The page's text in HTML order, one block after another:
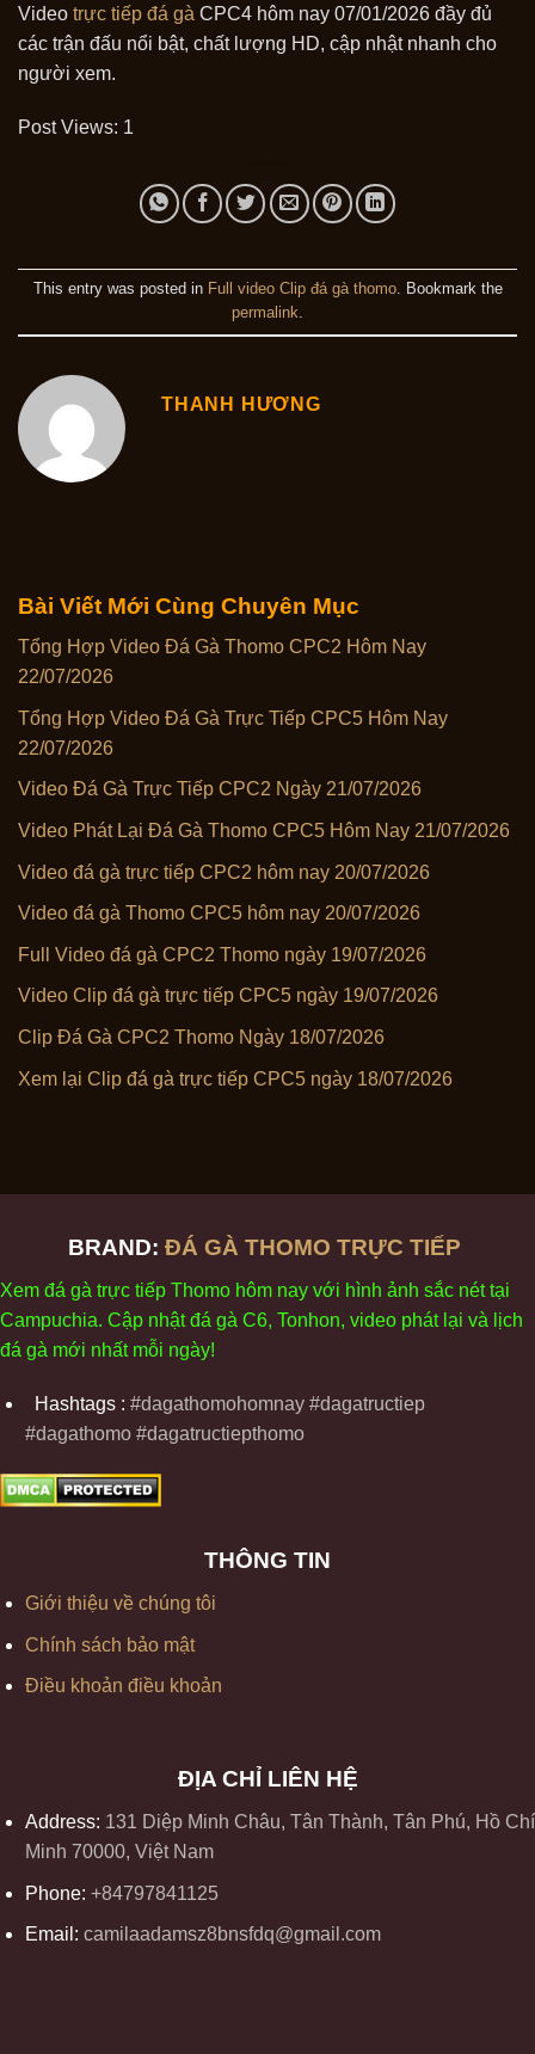
Bài Viết Mới Cùng Chuyên Mục
Tổng Hợp Video Đá Gà Thomo CPC2 Hôm Nay
22/07/2026
Tổng Hợp Video Đá Gà Trực Tiếp CPC5 Hôm Nay
22/07/2026
Video Đá Gà Trực Tiếp CPC2 Ngày 21/07/2026
Video Phát Lại Đá Gà Thomo CPC5 Hôm Nay 21/07/2026
Video đá gà trực tiếp CPC2 hôm nay 20/07/2026
Video đá gà Thomo CPC5 hôm nay 20/07/2026
Full Video đá gà CPC2 Thomo ngày 19/07/2026
Video Clip đá gà trực tiếp CPC5 ngày 19/07/2026
Clip Đá Gà CPC2 Thomo Ngày 18/07/2026
Xem lại Clip đá gà trực tiếp CPC5 ngày 18/07/2026
Video trực tiếp đá gà CPC4 hôm nay 07/01/2026 đầy đủ
các trận đấu nổi bật, chất lượng HD, cập nhật nhanh cho
người xem.
Post Views: 1
This entry was posted in Full video Clip đá gà thomo. Bookmark the
permalink
THANH HƯƠNG
BRAND: ĐÁ GÀ THOMO TRỰC TIẾP
Xem đá gà trực tiếp Thomo hôm nay với hình ảnh sắc néttại
Campuchia. Cập nhậtđá gà C6, Tonhon, video phátl ại và ịch
đá gà mới nhất mỗi ngày!
Hashtags : #dagathomohomnay #dagatructiep
#dagathomo #dagatructiepthomo
THÔNG TIN
Giới thiệu về chúng tôi
Chính sách bảo mật
Điều khoản điều khoản
ĐỊA CHỈ LIÊN HỆ
Address: 131 Diệp Minh Châu, Tân Thành, Tân Phú, Hồ Chí
Minh 70000, Việt Nam
Phone: +84797841125
Email: camilaadamsz8bnsfdq@gmail.com